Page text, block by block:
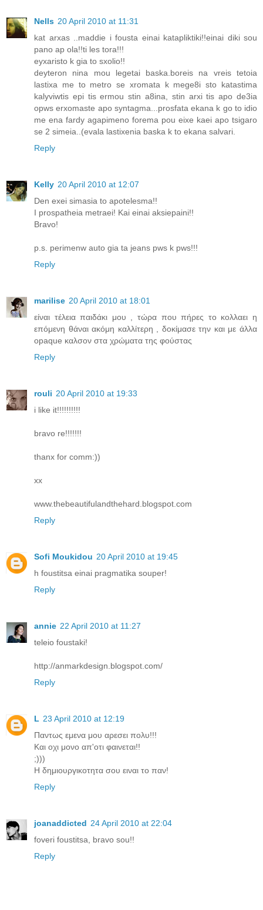
Nells 20 April 2010 at 11:31
kat arxas ..maddie i fousta einai katapliktiki!!einai diki sou
pano ap ola!!ti les tora!!!
eyxaristo k gia to sxolio!!
deyteron nina mou legetai baska.boreis na vreis tetoia
lastixa me to metro se xromata k mege8i sto katastima
kalyviwtis epi tis ermou stin a8ina, stin arxi tis apo de3ia
opws erxomaste apo syntagma...prosfata ekana k go to idio
me ena fardy agapimeno forema pou eixe kaei apo tsigaro
se 2 simeia..(evala lastixenia baska k to ekana salvari.
Reply
Kelly 20 April 2010 at 12:07
Den exei simasia to apotelesma!!
I prospatheia metraei! Kai einai aksiepaini!!
Bravo!
p.s. perimenw auto gia ta jeans pws k pws!!!
Reply
marilise 20 April 2010 at 18:01
είναι τέλεια παιδάκι μου , τώρα που πήρες το κολλαει η
επόμενη θάναι ακόμη καλλίτερη , δοκίμασε την και με άλλα
opaque καλσον στα χρώματα της φούστας
Reply
rouli 20 April 2010 at 19:33
i like it!!!!!!!!!!
bravo re!!!!!!!
thanx for comm:))
xx
www.thebeautifulandthehard.blogspot.com
Reply
Sofi Moukidou 20 April 2010 at 19:45
h foustitsa einai pragmatika souper!
Reply
annie 22 April 2010 at 11:27
teleio foustaki!
http://anmarkdesign.blogspot.com/
Reply
L 23 April 2010 at 12:19
Παντως εμενα μου αρεσει πολυ!!!
Και οχι μονο απ'οτι φαινεται!!
;)))
Η δημιουργικοτητα σου ειναι το παν!
Reply
joanaddicted 24 April 2010 at 22:04
foveri foustitsa, bravo sou!!
Reply